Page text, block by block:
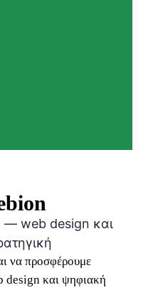
να προσφέρουμε
design και ψηφιακή